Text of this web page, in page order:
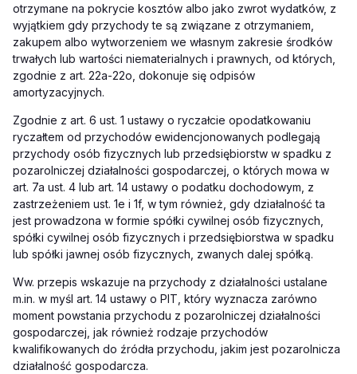
otrzymane na pokrycie kosztów albo jako zwrot wydatków, z
wyjątkiem gdy przychody te są związane z otrzymaniem,
zakupem albo wytworzeniem we własnym zakresie środków
trwałych lub wartości niematerialnych i prawnych, od których,
zgodnie z art. 22a-22o, dokonuje się odpisów
amortyzacyjnych.
Zgodnie z art. 6 ust. 1 ustawy o ryczałcie opodatkowaniu
ryczałtem od przychodów ewidencjonowanych podlegają
przychody osób fizycznych lub przedsiębiorstw w spadku z
pozarolniczej działalności gospodarczej, o których mowa w
art. 7a ust. 4 lub art. 14 ustawy o podatku dochodowym, z
zastrzeżeniem ust. 1e i 1f, w tym również, gdy działalność ta
jest prowadzona w formie spółki cywilnej osób fizycznych,
spółki cywilnej osób fizycznych i przedsiębiorstwa w spadku
lub spółki jawnej osób fizycznych, zwanych dalej spółką.
Ww. przepis wskazuje na przychody z działalności ustalane
m.in. w myśl art. 14 ustawy o PIT, który wyznacza zarówno
moment powstania przychodu z pozarolniczej działalności
gospodarczej, jak również rodzaje przychodów
kwalifikowanych do źródła przychodu, jakim jest pozarolnicza
działalność gospodarcza.